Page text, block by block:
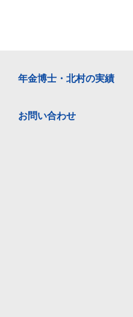
年金博士・北村の実績
お問い合わせ